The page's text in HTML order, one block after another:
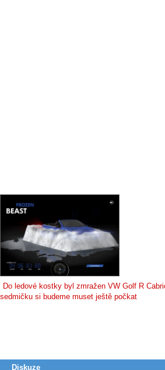
Do ledové kostky byl zmražen VW Golf R
sedmičku si budeme muset ještě počkat
Diskuze